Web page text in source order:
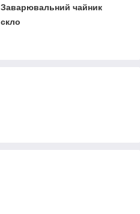
Заварювальний чайник
скло